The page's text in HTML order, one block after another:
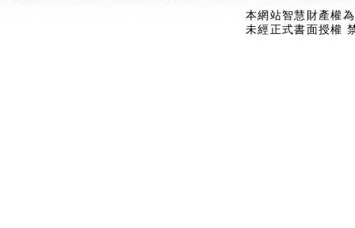
本網站智慧財產權
未經正式書面授權